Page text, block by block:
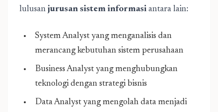
lulusan jurusan sistem informasi antara lain:
System Analyst yang menganalisis dan
merancang kebutuhan sistem perusahaan
Business Analyst yang menghubungkan
teknologi dengan strategi bisnis
Data Analyst yang mengolah data menjadi